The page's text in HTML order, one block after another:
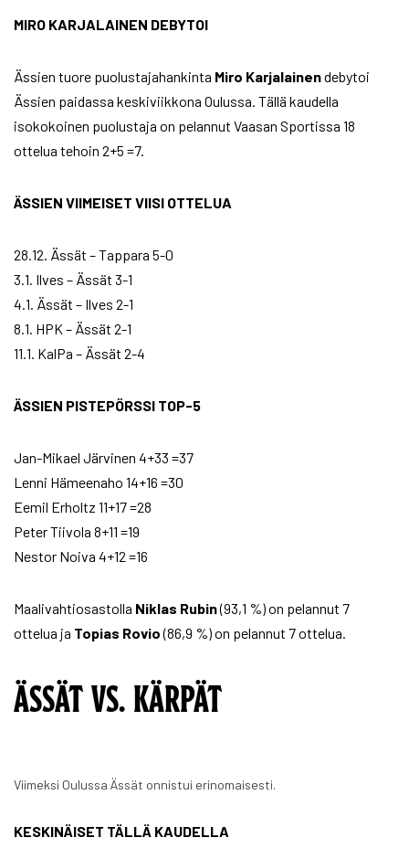
MIRO KARJALAINEN DEBYTOI
Ässien tuore puolustajahankinta Miro Karjalainendebytoi
Ässien paidassa keskiviikkona Oulussa. Tällä kaudella
isokokoinen puolustaja on pelannut Vaasan Sportissa 18
ottelua tehoin 2+5 =7.
ÄSSIEN VIIMEISET VIISI OTTELUA
28.12. Ässät – Tappara 5-0
3.1. Ilves – Ässät 3-1
4.1. Ässät – Ilves 2-1
8.1. HPK – Ässät 2-1
11.1. KalPa – Ässät 2-4
ÄSSIEN PISTEPÖRSSI TOP-5
Jan-Mikael Järvinen 4+33 =37
Lenni Hämeenaho 14+16 =30
Eemil Erholtz 11+17 =28
Peter Tiivola 8+11 =19
Nestor Noiva 4+12 =16
Maalivahtiosastolla Niklas Rubin(93,1 %) on pelannut 7
ottelua ja Topias Rovio(86,9 %) on pelannut 7 ottelua.
ÄSSÄT VS. KÄRPÄT
Viimeksi Oulussa Ässät onnistui erinomaisesti.
KESKINÄISET TÄLLÄ KAUDELLA